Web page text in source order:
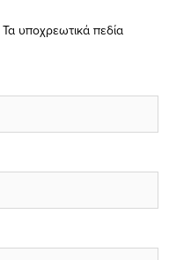
Τα υποχρεωτικά πεδία